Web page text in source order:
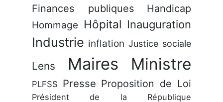
Finances publiques Handicap
Hommage Hôpital Inauguration
Industrie inflation Justice sociale
Lens Maires Ministre
PLFSS Presse Proposition de Loi
Président de la République